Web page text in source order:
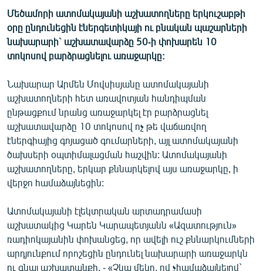
ՏԵՍԱՆՅՈՒԹԵՐ
ԲԱՆԱՎԵՃ
ՁԳՏԵԼՈՎ ԼԱՎԱԳՈՒՅՆԻՆ
ՓՈԴՔԱՍԹ
Հայերեն
English
Русский
ՀԵՏԵՎԵՔ ՄԵԶ
«Ազատության» բոլոր կայքերը
Մեծամորի ատոմակայանի աշխատողները երկուշաբթի
օրը ընդունեցին էներգետիկայի ու բնական պաշարների
նախարարի` աշխատավարձը 50-ի փոխարեն 10
տոկոսով բարձրացնելու առաջարկը:
Նախարար Արմեն Մովսիսյանը ատոմակայանի
աշխատողների հետ առավոտյան հանդիպման
ընթացքում նրանց առաջարկել էր բարձրացնել
աշխատավարձը 10 տոկոսով ոչ թե վաճառվող
էներգիայից գոյացած գումարների, այլ ատոմակայանի
ծախսերի օպտիմալացման հաշվին: Ատոմակայանի
աշխատողները, երկար քննարկելով այս առաջարկը, ի
վերջո համաձայնեցին:
Ատոմակայանի էլեկտրական արտադրամասի
աշխատակից Կարեն Կարապետյանն «Ազատություն»
ռադիոկայանին փոխանցեց, որ ավելի ուշ քննարկումների
արդյունքում որոշեցին ընդունել նախարարի առաջարկն
ու գնալ աշխատանքի. - «Չկա մեկը, ով չհամաձայնելով`